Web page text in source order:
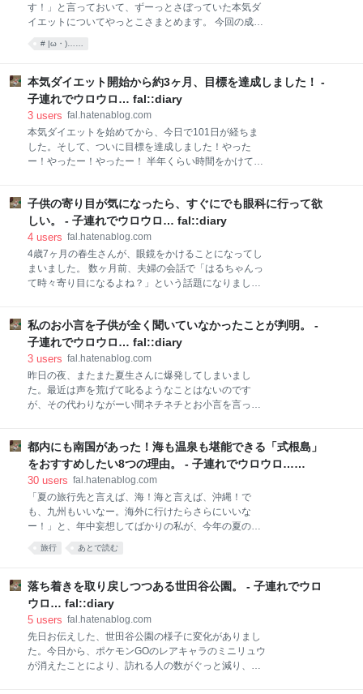
ては高学年の入塾テストを行っていませんでした。
「早くから通うとしても4年生？5年生でも充分か
な!?」と思っていたので衝撃です。私がこんなに早く
いう理由があったからです。なのに
す！」と言っておいて、ずーっとさぼっていた本気ダ
イエットについてやっとこさまとめます。 今回の成功
いいなんてことはわかっていたけれど、小さい頃から
した。キックボクシングを始めてから運動したあとの
すっきり感を理解できるようにはなったけど、運動大
好きな人たちがよく言う「運動しないと気持ち悪
な気持ちにならないと思っていました。 そんな私がダ
イエットをきっかけに運動大好きになったことに自分
でも驚いています。1ヶ月に2日か3日しか行っていな
になって、自宅でも筋トレするようになり、誰かに
「痩せた！」と言われれば筋肉自慢をし始め、ついに
「運動しないと気持ち悪い！」とい
# |ω・)……
本気ダイエット開始から約3ヶ月、目標を達成しました！ -
子連れでウロウロ… fal::diary
3 users fal.hatenablog.com
本気ダイエットを始めてから、今日で101日が経ちま
した。そして、ついに目標を達成しました！やった
ー！やったー！やったー！ 半年くらい時間をかけてゆ
期間で目標を達成することができました。 目標47kgだ
った体重は、51.9kg→46.75kgになりました。4年ぶり
に見た46kg台！痩せないことを年齢のせいにし始めて
いたけれど、それは全て自分のせいだった。今までの
ぐうたら生活に再度反省しています。やればできる！
目標20％以下だった体脂肪は、23.2%→14.6%になり
り良くないのではと心配していた時期もあったけど、
特に支障は無く確実に身体も心も元気になっているの
で気にしないことにしました。mikio
子供の寄り目が気になったら、すぐにでも眼科に行って欲
しい。 - 子連れでウロウロ… fal::diary
4 users fal.hatenablog.com
4歳7ヶ月の春生さんが、眼鏡をかけることになってし
まいました。 数ヶ月前、夫婦の会話で「はるちゃんっ
て時々寄り目になるよね？」という話題になりまし
それから妙に春生さんの目が気になるようになりまし
た。何かに集中しているときは、必ず寄り目になって
いるのです。 それからしばらく経ち、区から5歳児検
診のお知らせが届いたので、近所の小児科で検診を受
けることにしました。その際、念のため目のことも聞
いてみることにしました。簡単な視力検査を行っても
すが、内斜視はひどくなることもあるので眼科に行く
ことを勧められました。 一度自宅に帰り、近所で評判
の良さそうな眼科を調べて検査をしてもらうことしま
した。簡単な視力検査を
私のお小言を子供が全く聞いていなかったことが判明。 -
子連れでウロウロ… fal::diary
3 users fal.hatenablog.com
昨日の夜、またまた夏生さんに爆発してしまいまし
た。最近は声を荒げて叱るようなことはないのです
が、その代わりながーい間ネチネチとお小言を言って
言ってしまっているので、「そろそろ自分を変えなけ
れば！」と猛省し、夏生さんの気持ちを確認してみる
ことにしました。 ポニー教室に向かうバスの中での会
話 私「今後の参考のために聞きたいんだけど、昨日み
たいにお母さんがすごく怒ってるときってどう思って
るの？」 夏生「参考ってなに？」 私「うーん、人の意
かな‥ 」 夏生「えっとね、考え事してるよ。」 私「考
よ。」 私「えっ‥ それって早く終らないかなと思いな
がら、他のこと考えてるの？」 夏生「うん、そう。」
私「あ、あ
都内にも南国があった！海も温泉も堪能できる「式根島」
をおすすめしたい8つの理由。 - 子連れでウロウロ…
fal::diary
30 users fal.hatenablog.com
「夏の旅行先と言えば、海！海と言えば、沖縄！で
も、九州もいいなー。海外に行けたらさらにいいな
ー！」と、年中妄想してばかりの私が、今年の夏の家
族旅行の行き先に選んだのは、いつも暮らしている東
京都でした。その理由は、夏生さんが「旅行に行った
たからです。 夏生さんに「何日くらいの旅行ならい
い？」と聞いてみたところ、「4日くらいならいいか
なー。」と言うので、私は必死に行き先を考え始めま
も、離島に行くには4日じゃ短すぎるー！と悩んでい
たところ、mikioさんが「伊豆諸島とか、近くの島にも
目を向けてみたら？大島とかいいよ。」とアドバイス
旅行 あとで読む
落ち着きを取り戻しつつある世田谷公園。 - 子連れでウロ
ウロ… fal::diary
5 users fal.hatenablog.com
先日お伝えした、世田谷公園の様子に変化がありまし
た。今日から、ポケモンGOのレアキャラのミニリュウ
が消えたことにより、訪れる人の数がぐっと減り、い